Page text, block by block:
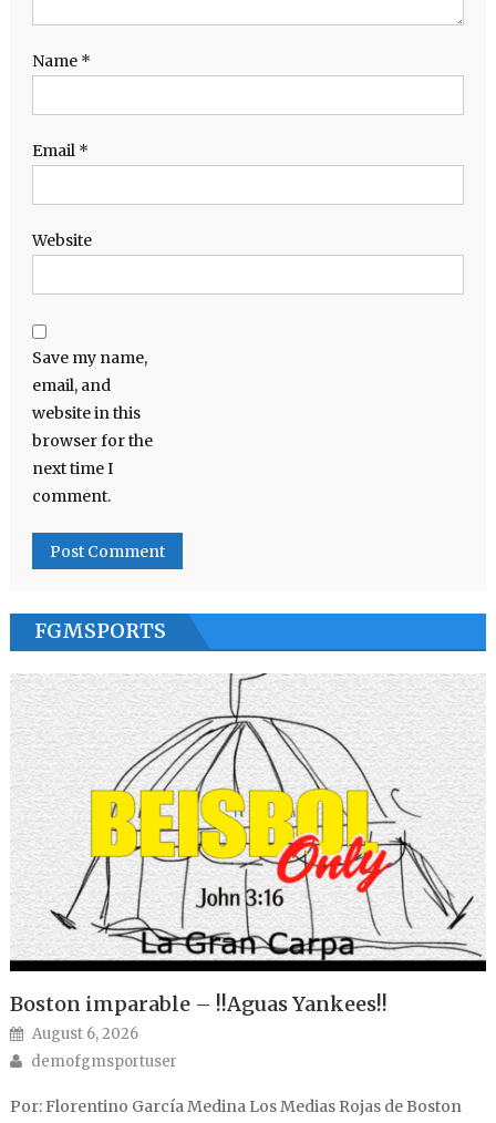
Name *
Email *
Website
Save my name,
email, and
website in this
browser for the
next time I
comment.
FGMSPORTS
Boston imparable – !!Aguas Yankees!!
Posted on
August 6, 2026
Author
demofgmsportuser
Por: Florentino García Medina Los Medias Rojas de Boston